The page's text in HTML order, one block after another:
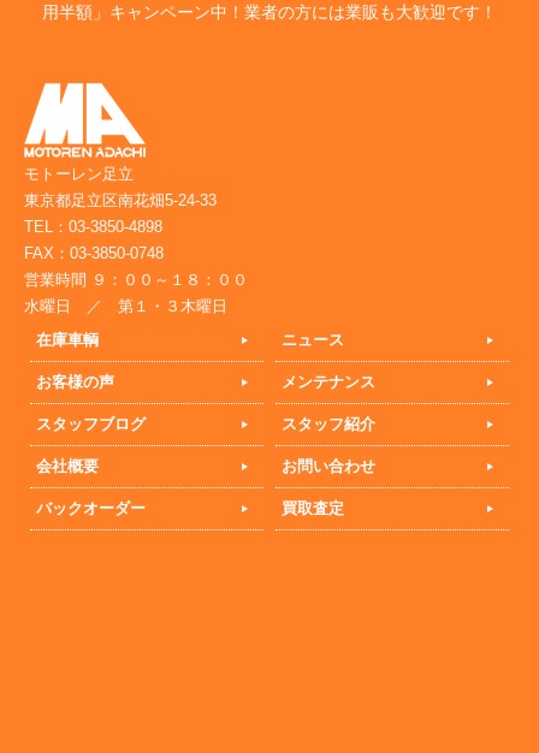
用半額」キャンペーン中！業者の方には業販も大歓迎です！
モトーレン足立
東京都足立区南花畑5-24-33
TEL：03-3850-4898
FAX：03-3850-0748
営業時間 ９：００～１８：００
水曜日 ／ 第１・３木曜日
在庫車輌
ニュース
お客様の声 メンテナンス
スタッフブログ スタッフ紹介
会社概要 お問い合わせ
バックオーダー 買取査定